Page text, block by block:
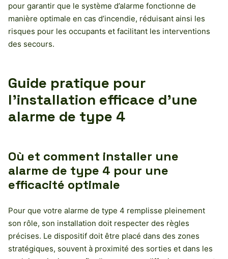
pour garantir que le système d’alarme fonctionne de
manière optimale en cas d’incendie, réduisant ainsi les
risques pour les occupants et facilitant les interventions
des secours.
Guide pratique pour
l’installation efficace d’une
alarme de type 4
Où et comment installer une
alarme de type 4 pour une
efficacité optimale
Pour que votre alarme de type 4 remplisse pleinement
son rôle, son installation doit respecter des règles
précises. Le dispositif doit être placé dans des zones
stratégiques, souvent à proximité des sorties et dans les